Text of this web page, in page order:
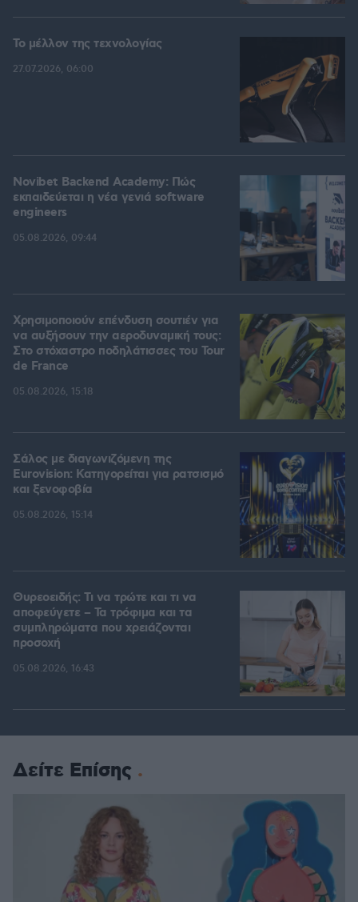
Το μέλλον της τεχνολογίας
27.07.2026, 06:00
Novibet Backend Academy: Πώς
εκπαιδεύεται η νέα γενιά software
engineers
05.08.2026, 09:44
Χρησιμοποιούν επένδυση σουτιέν για
να αυξήσουν την αεροδυναμική τους:
Στο στόχαστρο ποδηλάτισσες του Tour
de France
05.08.2026, 15:18
Σάλος με διαγωνιζόμενη της
Eurovision: Κατηγορείται για ρατσισμό
και ξενοφοβία
05.08.2026, 15:14
Θυρεοειδής: Τι να τρώτε και τι να
αποφεύγετε – Τα τρόφιμα και τα
συμπληρώματα που χρειάζονται
προσοχή
05.08.2026, 16:43
Δείτε Επίσης